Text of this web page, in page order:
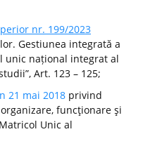
nr. 199/2023
Gestiunea integrată a
unic național integrat al
Art. 123 – 125;
21 mai 2018 privind
funcţionare şi
Unic al